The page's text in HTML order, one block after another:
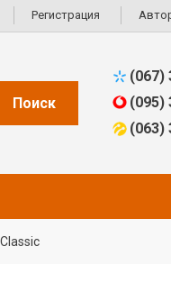
Регистрация
Поиск
(067)
(095)
(063)